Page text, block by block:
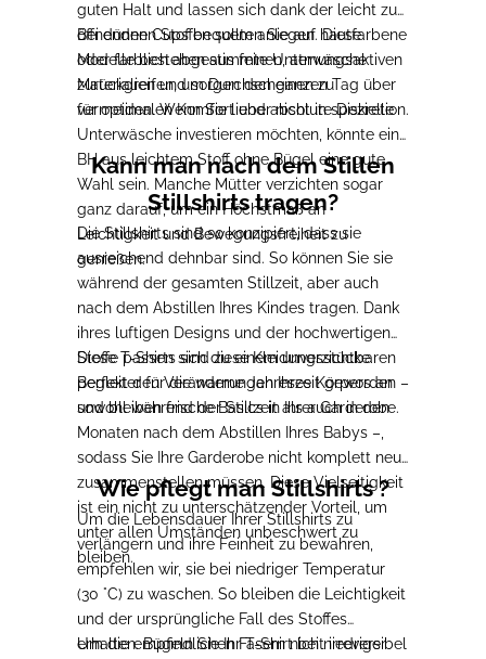
guten Halt und lassen sich dank der leicht zu
öffnenden Cups bequem anlegen. Diese
Modelle bestehen aus feinen, atmungsaktiven
Materialien und sorgen den ganzen Tag über
für optimalen Komfort und absolute Diskretion.
Bei dünnen Stoffen sollten Sie auf hautfarbene
oder farblich abgestimmte Unterwäsche
zurückgreifen, um Durchscheinen zu
vermeiden. Wenn Sie lieber nicht in spezielle
Unterwäsche investieren möchten, könnte ein
BH aus leichtem Stoff ohne Bügel eine gute
Wahl sein. Manche Mütter verzichten sogar
ganz darauf, um ein Höchstmaß an
Leichtigkeit und Bewegungsfreiheit zu
genießen.
Kann man nach dem Stillen
Stillshirts tragen?
Die Stillshirts sind so konzipiert, dass sie
ausreichend dehnbar sind. So können Sie sie
während der gesamten Stillzeit, aber auch
nach dem Abstillen Ihres Kindes tragen. Dank
ihres luftigen Designs und der hochwertigen
Stoffe passen sich diese Kleidungsstücke
perfekt den Veränderungen Ihres Körpers an
und bleiben frische Basics in Ihrer Garderobe.
Diese T-Shirts sind zu einem unverzichtbaren
Begleiter für die warme Jahreszeit geworden –
sowohl während der Stillzeit als auch in den
Monaten nach dem Abstillen Ihres Babys –,
sodass Sie Ihre Garderobe nicht komplett neu
zusammenstellen müssen. Diese Vielseitigkeit
ist ein nicht zu unterschätzender Vorteil, um
unter allen Umständen unbeschwert zu
bleiben.
Wie pflegt man Stillshirts ?
Um die Lebensdauer Ihrer Stillshirts zu
verlängern und ihre Feinheit zu bewahren,
empfehlen wir, sie bei niedriger Temperatur
(30 °C) zu waschen. So bleiben die Leichtigkeit
und der ursprüngliche Fall des Stoffes
erhalten. Bügeln Sie Ihr T-Shirt bei niedriger
Um die empfindlichen Fasern nicht irreversibel